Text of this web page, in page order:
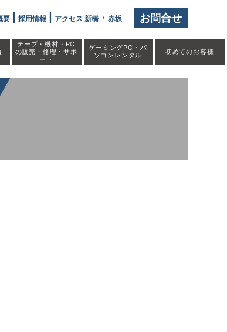
お問合せ
要| 採用情報 アクセス 新橋・ 赤坂
テープ・機材・PC
の販売・修理・サポ
ート
ゲーミングPC・パ
ソコンレンタル
初めてのお客様